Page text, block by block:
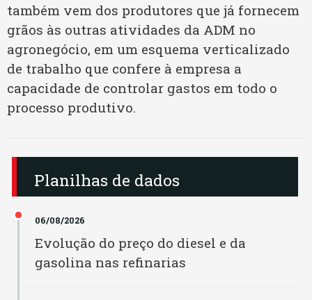
Bionorte
Biopar MT
Biopar PA
Biovida
Brejeiro
Bunge
Caibiense
Rio Grande Do Norte
Rio Grande Do Sul
Rondônia
São Paulo
Sergipe
Tocantins
também vem dos produtores que já fornecem
grãos às outras atividades da ADM no
agronegócio, em um esquema verticalizado
de trabalho que confere à empresa a
capacidade de controlar gastos em todo o
processo produtivo.
Planilhas de dados
06/08/2026
Evolução do preço do diesel e da
gasolina nas refinarias